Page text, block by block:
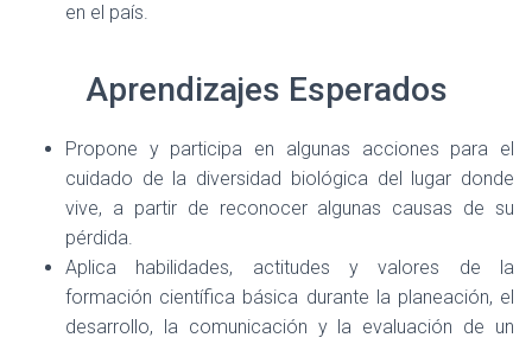
en el país.
Aprendizajes Esperados
Propone y participa en algunas acciones para el
cuidado de la diversidad biológica del lugar donde
vive, a partir de reconocer algunas causas de su
pérdida.
Aplica habilidades, actitudes y valores de la
formación científica básica durante la planeación, el
desarrollo, la comunicación y la evaluación de un